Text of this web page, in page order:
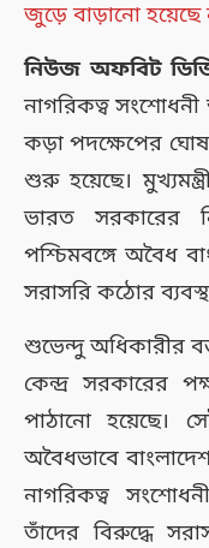
জুড়ে বাড়ানো হয়েছে
নিউজ অফবিট
নাগরিকত্ব
কড়া পদক্ষেপের
শুরু হয়েছে।
ভারত সরকারের
পশ্চিমবঙ্গে অবৈধ
সরাসরি কঠোর
শুভেন্দু অধিকারীর
কেন্দ্র সরকারের
পাঠানো হয়েছে।
অবৈধভাবে
নাগরিকত্ব
তাঁদের বিরুদ্ধে